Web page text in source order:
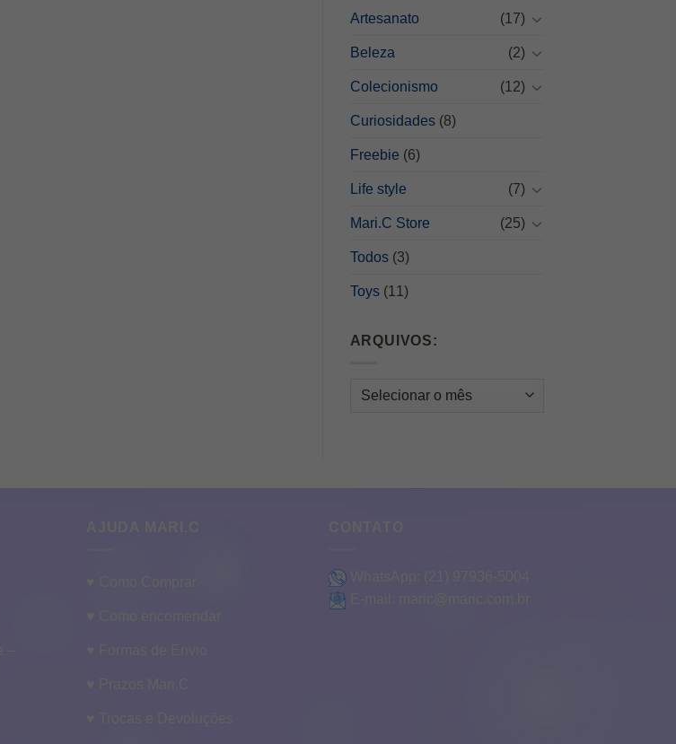
Artesanato (17)
Beleza (2)
Colecionismo (12)
Curiosidades(8)
Freebie (6)
Life style (7)
Mari.C Store (25)
Todos(3)
Toys(11)
ARQUIVOS:
Arquivos: